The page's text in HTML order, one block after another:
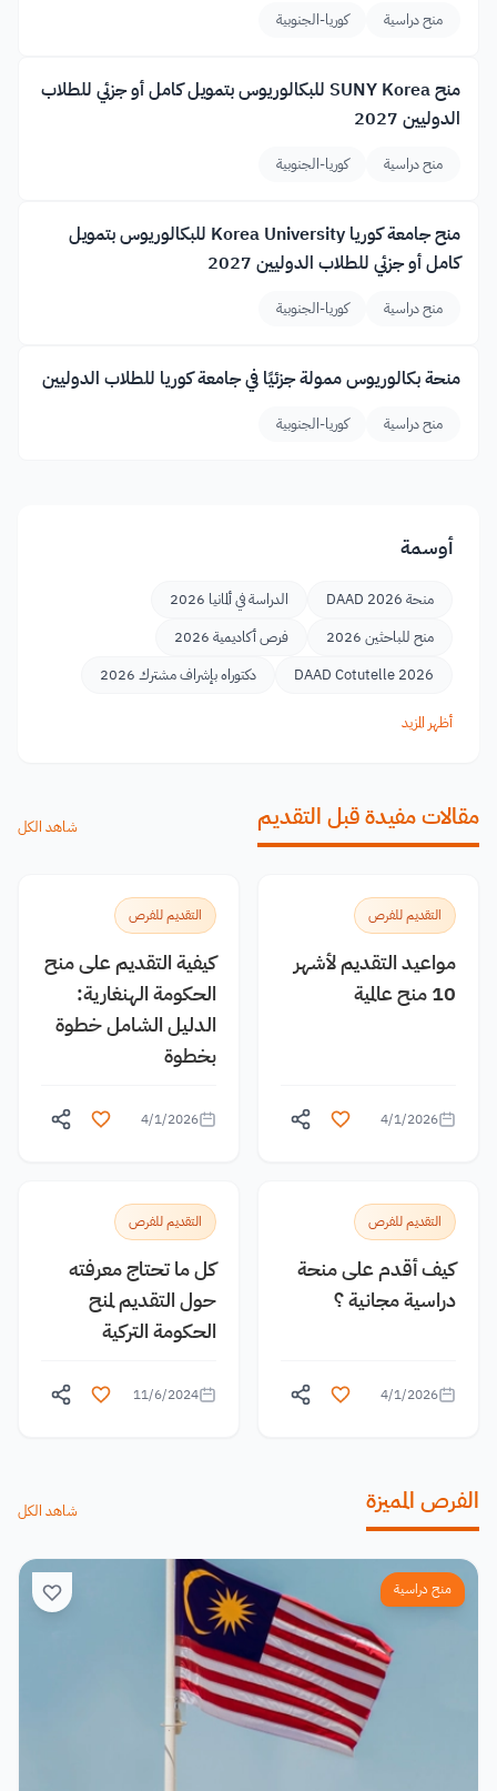
منح دراسية كوريا-الجنوبية
منح SUNY Korea للبكالوريوس بتمويل كامل أو جزئي للطلاب
الدوليين 2027
منح دراسية كوريا-الجنوبية
منح جامعة كوريا Korea University للبكالوريوس بتمويل
كامل أو جزئي للطلاب الدوليين 2027
منح دراسية كوريا-الجنوبية
منحة بكالوريوس ممولة جزئيًا في جامعة كوريا للطلاب الدوليين
منح دراسية كوريا-الجنوبية
أوسمة
منحة DAAD 2026
الدراسة في ألمانيا 2026
منح للباحثين 2026
فرص أكاديمية 2026
DAAD Cotutelle 2026
دكتوراه بإشراف مشترك 2026
أظهر المزيد
مقالات مفيدة قبل التقديم شاهد الكل
التقديم للفرص
مواعيد التقديم لأشهر
10 منح عالمية
4/1/2026
التقديم للفرص
كيفية التقديم على منح
الحكومة الهنغارية:
الدليل الشامل خطوة
بخطوة
4/1/2026
التقديم للفرص
كيف أقدم على منحة
دراسية مجانية ؟
4/1/2026
التقديم للفرص
كل ما تحتاج معرفته
حول التقديم لمنح
الحكومة التركية
11/6/2024
الفرص المميزة شاهد الكل
منح دراسية